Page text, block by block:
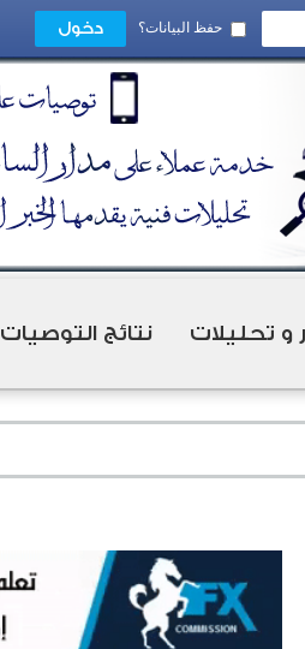
حفظ البيانات؟
و تحليلات نتائج التوصيات